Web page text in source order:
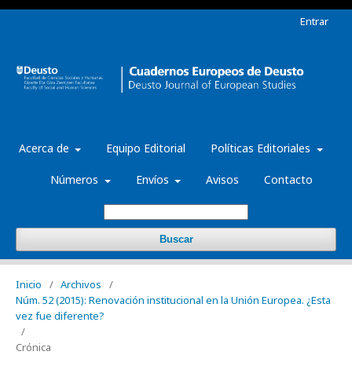
Acerca de Equipo Editorial Políticas Editoriales
Números Envíos Avisos Contacto
Buscar
Entrar
Inicio / Archivos
/
Núm. 52 (2015): Renovación institucional en la Unión Europea. ¿Esta
vez fue diferente?
/
Crónica